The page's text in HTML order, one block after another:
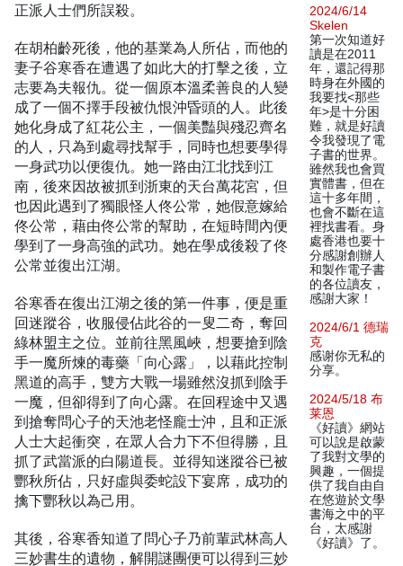
正派人士們所誤殺。
在胡柏齡死後，他的基業為人所佔，而他的
妻子谷寒香在遭遇了如此大的打擊之後，立
志要為夫報仇。從一個原本溫柔善良的人變
成了一個不擇手段被仇恨沖昏頭的人。此後
她化身成了紅花公主，一個美豔與殘忍齊名
的人，只為到處尋找幫手，同時也想要學得
一身武功以便復仇。她一路由江北找到江
南，後來因故被抓到浙東的天台萬花宮，但
也因此遇到了獨眼怪人佟公常，她假意嫁給
佟公常，藉由佟公常的幫助，在短時間內便
學到了一身高強的武功。她在學成後殺了佟
公常並復出江湖。
谷寒香在復出江湖之後的第一件事，便是重
回迷蹤谷，收服侵佔此谷的一叟二奇，奪回
綠林盟主之位。並前往黑風峽，想要搶到陰
手一魔所煉的毒藥「向心露」，以藉此控制
黑道的高手，雙方大戰一場雖然沒抓到陰手
一魔，但卻得到了向心露。在回程途中又遇
到搶奪問心子的天池老怪龐士沖，且和正派
人士大起衝突，在眾人合力下不但得勝，且
抓了武當派的白陽道長。並得知迷蹤谷已被
酆秋所佔，只好虛與委蛇設下宴席，成功的
擒下酆秋以為己用。
其後，谷寒香知道了問心子乃前輩武林高人
三妙書生的遺物，解開謎團便可以得到三妙
2024/6/14
Skelen
第一次知道好
讀是在2011
年，還記得那
時身在外國的
我要找<那些
年>是十分困
難，就是好讀
令我發現了電
子書的世界。
雖然我也會買
實體書，但在
這十多年間，
也會不斷在這
裡找書看。身
處香港也要十
分感謝創辦人
和製作電子書
的各位讀友，
感謝大家！
2024/6/1 德瑞
克
感谢你无私的
分享。
2024/5/18 布
莱恩
《好讀》網站
可以說是啟蒙
了我對文學的
興趣，一個提
供了我自由自
在悠遊於文學
書海之中的平
台，太感謝
《好讀》了。